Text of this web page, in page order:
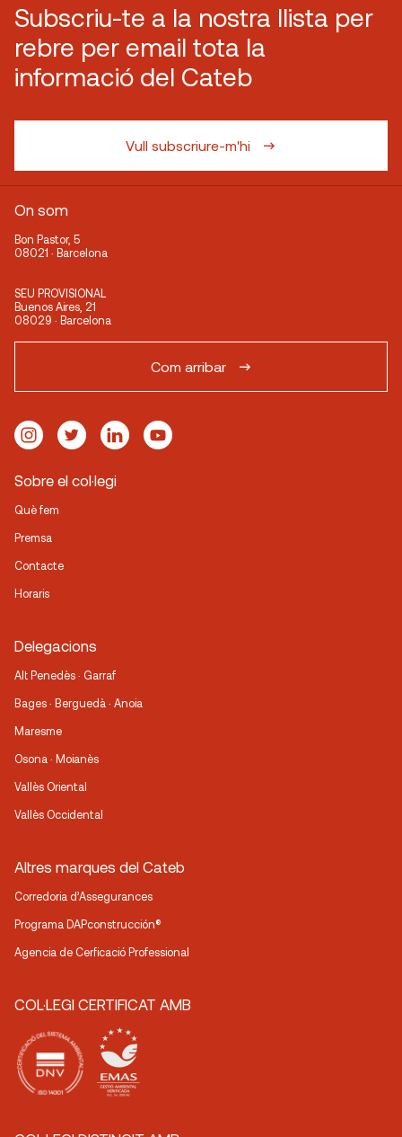
Subscriu-te a la nostra llista per
rebre per email tota la
informació del Cateb
Vull subscriure-m'hi
On som
Bon Pastor, 5
08021 · Barcelona
SEU PROVISIONAL
Buenos Aires, 21
08029 · Barcelona
Com arribar
Sobre el col·legi
Què fem
Premsa
Contacte
Horaris
Delegacions
Alt Penedès · Garraf
Bages · Berguedà · Anoia
Maresme
Osona · Moianès
Vallès Oriental
Vallès Occidental
Altres marques del Cateb
Corredoria d’Assegurances
Programa DAPconstrucción®
Agencia de Cerficació Professional
COL·LEGI CERTIFICAT AMB